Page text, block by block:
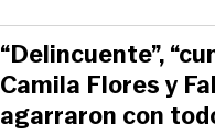
“Delincuente”,
Camila Flores y
agarraron con